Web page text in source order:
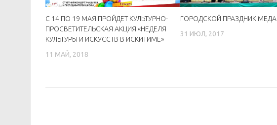
С 14 ПО 19 МАЯ ПРОЙДЕТ КУЛЬТУРНО-
ПРОСВЕТИТЕЛЬСКАЯ АКЦИЯ «НЕДЕЛЯ
КУЛЬТУРЫ И ИСКУССТВ В ИСКИТИМЕ»
11 МАЙ, 2018
ГОРОДСКОЙ ПРАЗДНИК МЕДА
31 ИЮЛ, 2017